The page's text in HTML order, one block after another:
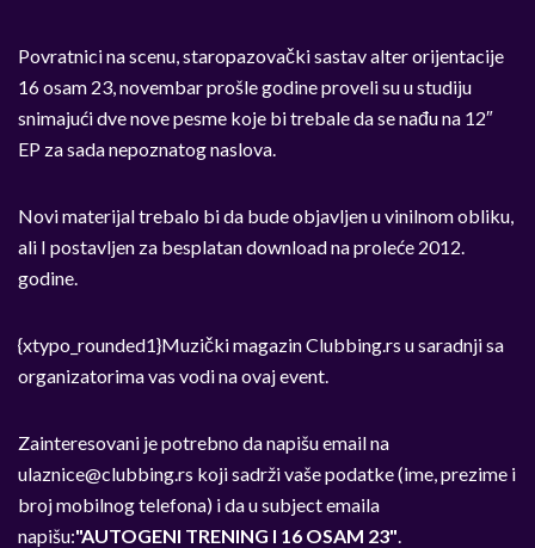
Povratnici na scenu, staropazovački sastav alter orijentacije
16 osam 23, novembar prošle godine proveli su u studiju
snimajući dve nove pesme koje bi trebale da se nađu na 12″
EP za sada nepoznatog naslova.
Novi materijal trebalo bi da bude objavljen u vinilnom obliku,
ali I postavljen za besplatan download na proleće 2012.
godine.
{xtypo_rounded1}Muzički magazin Clubbing.rs u saradnji sa
organizatorima vas vodi na ovaj event.
Zainteresovani je potrebno da napišu email na
ulaznice@clubbing.rs koji sadrži vaše podatke (ime, prezime i
broj mobilnog telefona) i da u subject emaila
napišu:"AUTOGENI TRENING I 16 OSAM 23".